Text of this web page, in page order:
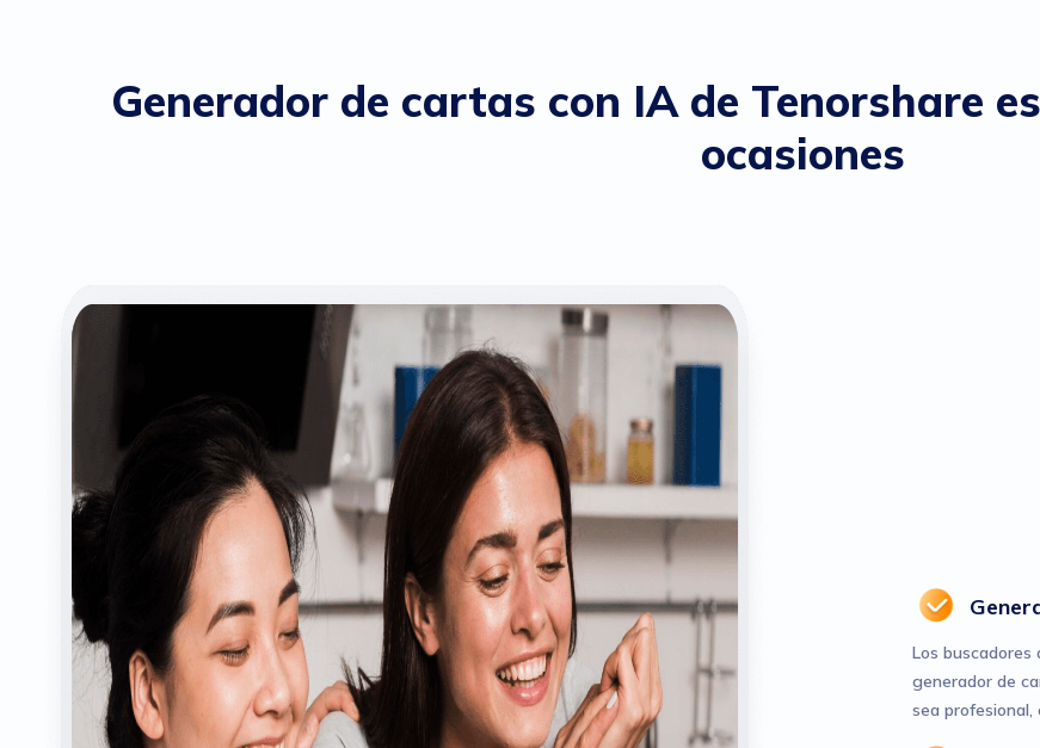
Generador de cartas con IA de Tenorshare
ocasiones
Los
generador de
sea